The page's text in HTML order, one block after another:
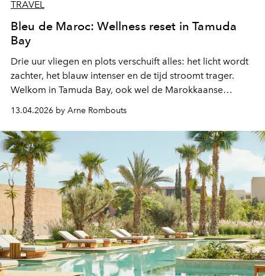
TRAVEL
Bleu de Maroc: Wellness reset in Tamuda
Bay
Drie uur vliegen en plots verschuift alles: het licht wordt
zachter, het blauw intenser en de tijd stroomt trager.
Welkom in Tamuda Bay, ook wel de Marokkaanse
Rivièra genoemd. Aan deze mediterrane kustlijn van
lange stranden geniet je van de Marokkaanse cultuur,
pure wellness en een verfijnde keuken. En naast een
flinke portie vitamine D, blijven vooral de blauwtinten
lang nazinderen.
13.04.2026 by Arne Rombouts